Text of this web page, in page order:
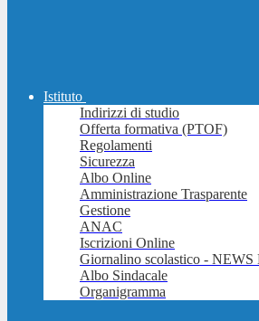
Istituto
Indirizzi di studio
Offerta formativa (PTOF)
Regolamenti
Sicurezza
Albo Online
Amministrazione Trasparente
Gestione
ANAC
Iscrizioni Online
Giornalino scolastico -
Albo Sindacale
Organigramma